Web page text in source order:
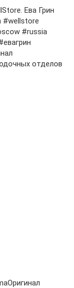
Ева Грин
#wellstore
#russia
отделов